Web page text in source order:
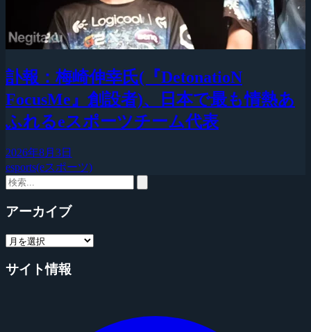
訃報：梅崎伸幸氏(『DetonatioN
FocusMe』創設者)、日本で最も情熱あ
ふれるeスポーツチーム代表
2026年8月3日
esports(eスポーツ)
アーカイブ
サイト情報